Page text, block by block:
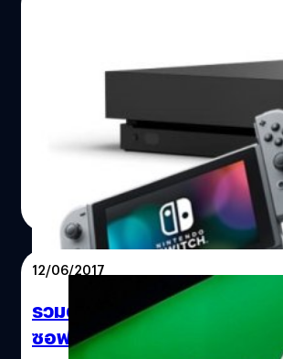
เกมไหนดี ? (PS4
มาดูกันว่าหลังจากเปิดตัวเกมใหม่ในงาน
วงศกร ปฐมชัยวัฒน์| 3335 days ago
Read More
12/06/2017
รวมตัวอย่างเกมที่เปิดตัวบนเว
ซอฟท์ ที่ขนเกมดังๆมาเปิดตัวเ